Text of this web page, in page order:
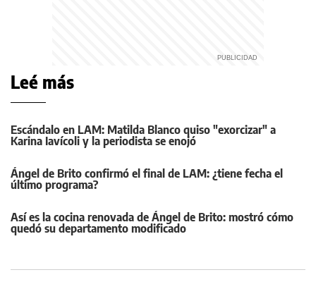
Leé más
Escándalo en LAM: Matilda Blanco quiso "exorcizar" a
Karina Iavícoli y la periodista se enojó
Ángel de Brito confirmó el final de LAM: ¿tiene fecha el
último programa?
Así es la cocina renovada de Ángel de Brito: mostró cómo
quedó su departamento modificado